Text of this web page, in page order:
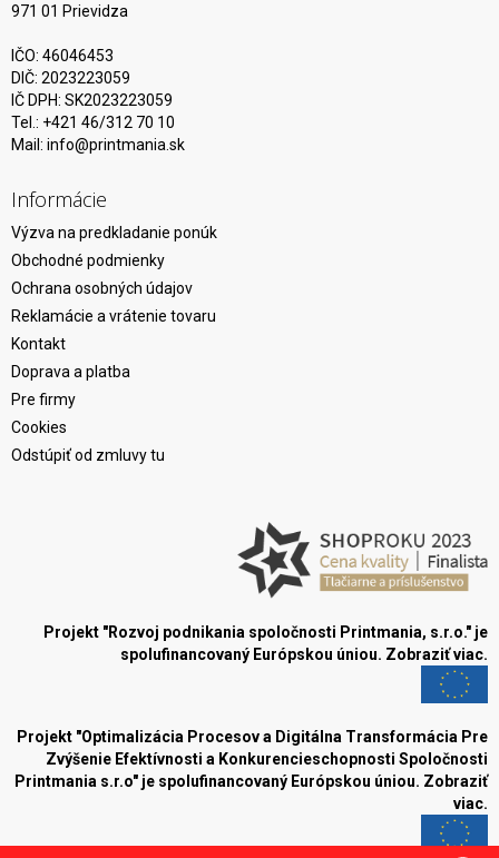
971 01 Prievidza
IČO: 46046453
DIČ: 2023223059
IČ DPH: SK2023223059
Tel.: +421 46/312 70 10
Mail: info@printmania.sk
Informácie
Výzva na predkladanie ponúk
Obchodné podmienky
Ochrana osobných údajov
Reklamácie a vrátenie tovaru
Kontakt
Doprava a platba
Pre firmy
Cookies
Odstúpiť od zmluvy tu
Projekt "Rozvoj podnikania spoločnosti Printmania, s.r.o." je
spolufinancovaný Európskou úniou. Zobraziť viac.
Projekt "Optimalizácia Procesov a Digitálna Transformácia Pre
Zvýšenie Efektívnosti a Konkurencieschopnosti Spoločnosti
Printmania s.r.o" je spolufinancovaný Európskou úniou. Zobraziť
viac.